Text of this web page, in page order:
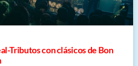
Tributos con clásicos de Bon